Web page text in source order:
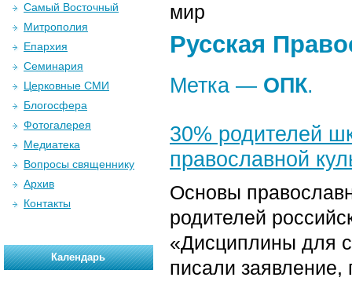
мир
Русская
Метка — ОПК.
30% родителей
православной
Основы
родителей
«Дисциплины для
писали
Самый Восточный
Митрополия
Епархия
Семинария
Церковные СМИ
Блогосфера
Фотогалерея
Медиатека
Вопросы священнику
Архив
Контакты
Календарь